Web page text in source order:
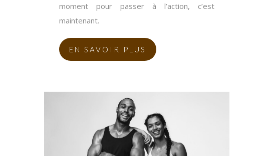
moment pour passer à l’action, c’est
maintenant.
EN SAVOIR PLUS